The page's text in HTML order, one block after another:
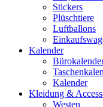
Stickers
Plüschtiere
Luftballons
Kalender
Kalender
Kleidung &
Westen